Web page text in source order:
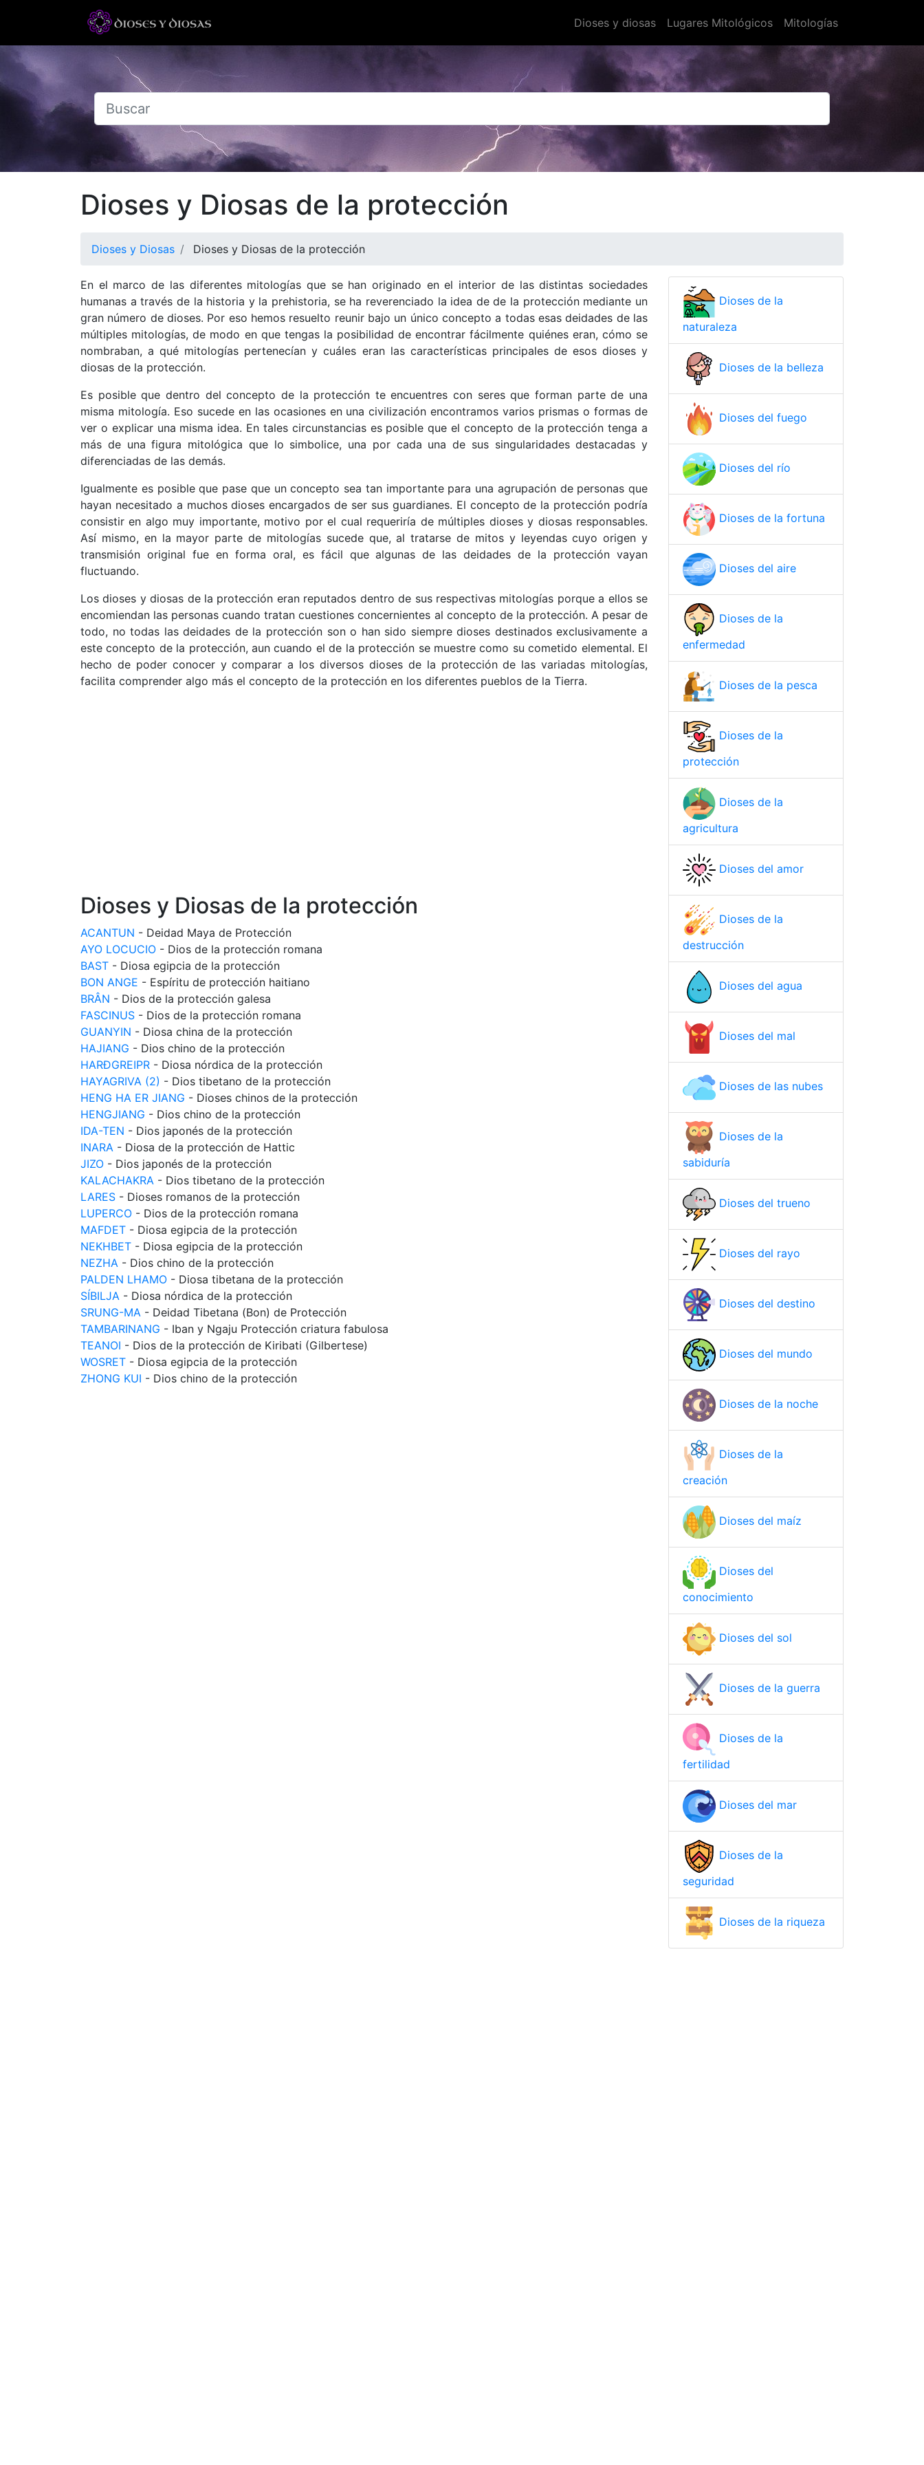
Dioses y diosas Lugares Mitológicos Mitologías
Dioses y Diosas de la protección
Dioses y Diosas Dioses y Diosas de la protección
En el marco de las diferentes mitologías que se han originado en el interior de las distintas sociedades
humanas a través de la historia y la prehistoria, se ha reverenciado la idea de de la protección mediante un
gran número de dioses. Por eso hemos resuelto reunir bajo un único concepto a todas esas deidades de las
múltiples mitologías, de modo en que tengas la posibilidad de encontrar fácilmente quiénes eran, cómo se
nombraban, a qué mitologías pertenecían y cuáles eran las características principales de esos dioses y
diosas de la protección.
Es posible que dentro del concepto de la protección te encuentres con seres que forman parte de una
misma mitología. Eso sucede en las ocasiones en una civilización encontramos varios prismas o formas de
ver o explicar una misma idea. En tales circunstancias es posible que el concepto de la protección tenga a
más de una figura mitológica que lo simbolice, una por cada una de sus singularidades destacadas y
diferenciadas de las demás.
Igualmente es posible que pase que un concepto sea tan importante para una agrupación de personas que
hayan necesitado a muchos dioses encargados de ser sus guardianes. El concepto de la protección podría
consistir en algo muy importante, motivo por el cual requeriría de múltiples dioses y diosas responsables.
Así mismo, en la mayor parte de mitologías sucede que, al tratarse de mitos y leyendas cuyo origen y
transmisión original fue en forma oral, es fácil que algunas de las deidades de la protección vayan
fluctuando.
Los dioses y diosas de la protección eran reputados dentro de sus respectivas mitologías porque a ellos se
encomiendan las personas cuando tratan cuestiones concernientes al concepto de la protección. A pesar de
todo, no todas las deidades de la protección son o han sido siempre dioses destinados exclusivamente a
este concepto de la protección, aun cuando el de la protección se muestre como su cometido elemental. El
hecho de poder conocer y comparar a los diversos dioses de la protección de las variadas mitologías,
facilita comprender algo más el concepto de la protección en los diferentes pueblos de la Tierra.
Dioses y Diosas de la protección
ACANTUN - Deidad Maya de Protección
AYO LOCUCIO - Dios de la protección romana
BAST - Diosa egipcia de la protección
BON ANGE - Espíritu de protección haitiano
BRÂN - Dios de la protección galesa
FASCINUS - Dios de la protección romana
GUANYIN - Diosa china de la protección
HAJIANG - Dios chino de la protección
HARÐGREIPR - Diosa nórdica de la protección
HAYAGRIVA (2) - Dios tibetano de la protección
HENG HA ER JIANG - Dioses chinos de la protección
HENGJIANG - Dios chino de la protección
IDA-TEN - Dios japonés de la protección
INARA - Diosa de la protección de Hattic
JIZO - Dios japonés de la protección
KALACHAKRA - Dios tibetano de la protección
LARES - Dioses romanos de la protección
LUPERCO - Dios de la protección romana
MAFDET - Diosa egipcia de la protección
NEKHBET - Diosa egipcia de la protección
NEZHA - Dios chino de la protección
PALDEN LHAMO - Diosa tibetana de la protección
SÍBILJA - Diosa nórdica de la protección
SRUNG-MA - Deidad Tibetana (Bon) de Protección
TAMBARINANG - Iban y Ngaju Protección criatura fabulosa
TEANOI - Dios de la protección de Kiribati (Gilbertese)
WOSRET - Diosa egipcia de la protección
ZHONG KUI - Dios chino de la protección
Dioses de la
naturaleza
Dioses de la belleza
Dioses del fuego
Dioses del río
Dioses de la fortuna
Dioses del aire
Dioses de la
enfermedad
Dioses de la pesca
Dioses de la
protección
Dioses de la
agricultura
Dioses del amor
Dioses de la
destrucción
Dioses del agua
Dioses del mal
Dioses de las nubes
Dioses de la
sabiduría
Dioses del trueno
Dioses del rayo
Dioses del destino
Dioses del mundo
Dioses de la noche
Dioses de la
creación
Dioses del maíz
Dioses del
conocimiento
Dioses del sol
Dioses de la guerra
Dioses de la
fertilidad
Dioses del mar
Dioses de la
seguridad
Dioses de la riqueza